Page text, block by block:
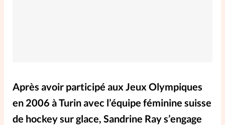
Entre4yeux
L'anecdote
La Bible au féminin
Après avoir participé aux Jeux Olympiques
en 2006 à Turin avec l’équipe féminine suisse
de hockey sur glace, Sandrine Ray s’engage